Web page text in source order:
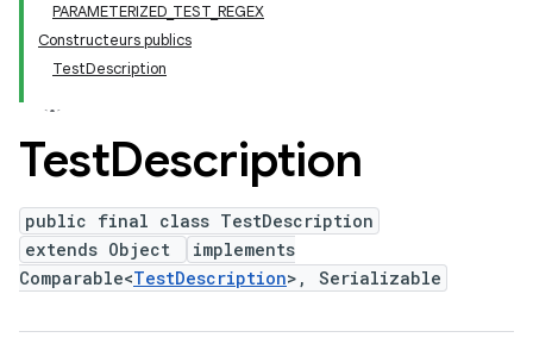
PARAMETERIZED_TEST_REGEX
Constructeurs publics
TestDescription
TestDescription
public final class TestDescription
extends Object
implements
Comparable<TestDescription>, Serializable